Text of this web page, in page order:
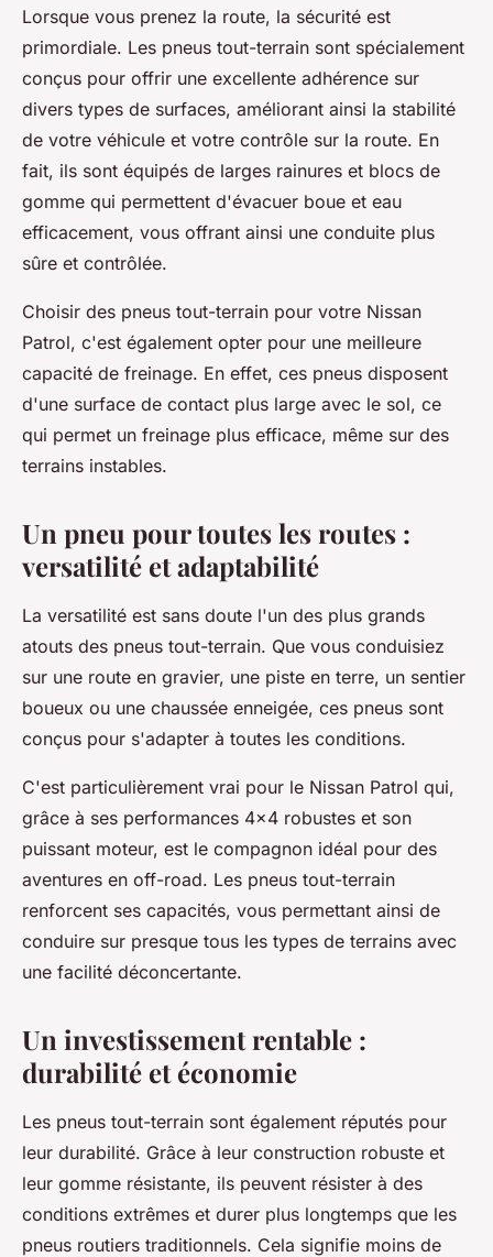
Lorsque vous prenez la route, la sécurité est
primordiale. Les pneus tout-terrain sont spécialement
conçus pour offrir une excellente adhérence sur
divers types de surfaces, améliorant ainsi la stabilité
de votre véhicule et votre contrôle sur la route. En
fait, ils sont équipés de larges rainures et blocs de
gomme qui permettent d'évacuer boue et eau
efficacement, vous offrant ainsi une conduite plus
sûre et contrôlée.
Choisir des pneus tout-terrain pour votre Nissan
Patrol, c'est également opter pour une meilleure
capacité de freinage. En effet, ces pneus disposent
d'une surface de contact plus large avec le sol, ce
qui permet un freinage plus efficace, même sur des
terrains instables.
Un pneu pour toutes les routes :
versatilité et adaptabilité
La versatilité est sans doute l'un des plus grands
atouts des pneus tout-terrain. Que vous conduisiez
sur une route en gravier, une piste en terre, un sentier
boueux ou une chaussée enneigée, ces pneus sont
conçus pour s'adapter à toutes les conditions.
C'est particulièrement vrai pour le Nissan Patrol qui,
grâce à ses performances 4x4 robustes et son
puissant moteur, est le compagnon idéal pour des
aventures en off-road. Les pneus tout-terrain
renforcent ses capacités, vous permettant ainsi de
conduire sur presque tous les types de terrains avec
une facilité déconcertante.
Un investissement rentable :
durabilité et économie
Les pneus tout-terrain sont également réputés pour
leur durabilité. Grâce à leur construction robuste et
leur gomme résistante, ils peuvent résister à des
conditions extrêmes et durer plus longtemps que les
pneus routiers traditionnels. Cela signifie moins de